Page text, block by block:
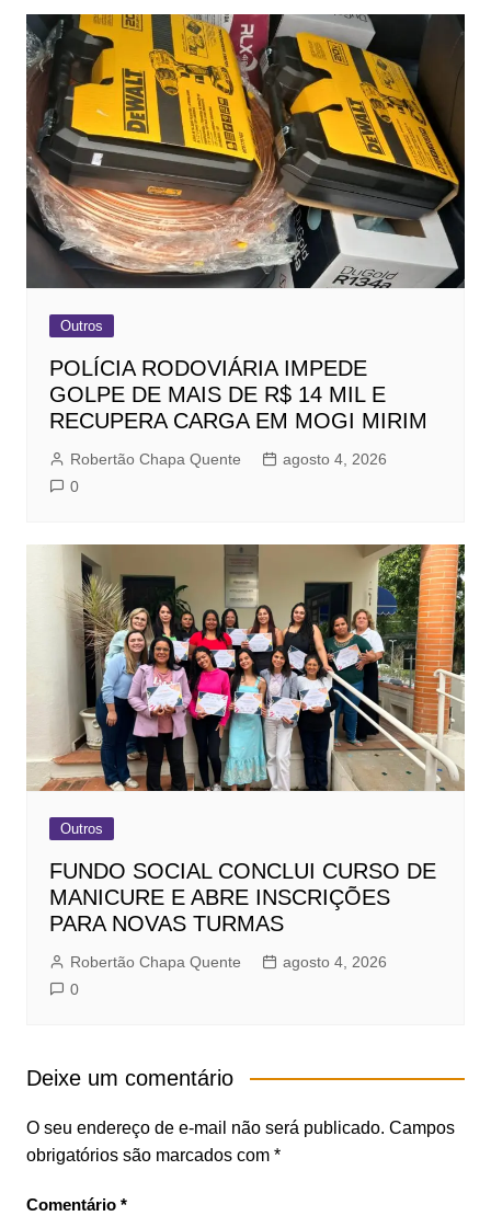
Outros
POLÍCIA RODOVIÁRIA IMPEDE
GOLPE DE MAIS DE R$ 14 MIL E
RECUPERA CARGA EM MOGI MIRIM
Robertão Chapa Quente
agosto 4, 2026
0
Outros
FUNDO SOCIAL CONCLUI CURSO DE
MANICURE E ABRE INSCRIÇÕES
PARA NOVAS TURMAS
Robertão Chapa Quente
agosto 4, 2026
0
Deixe um comentário
O seu endereço de e-mail não será publicado. Campos
obrigatórios são marcados com *
Comentário *